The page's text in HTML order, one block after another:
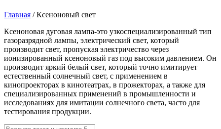
Главная / Ксеноновый свет
Ксеноновая дуговая лампа-это узкоспециализированный тип
газоразрядной лампы, электрический свет, который
производит свет, пропуская электричество через
ионизированный ксеноновый газ под высоким давлением. Он
производит яркий белый свет, который точно имитирует
естественный солнечный свет, с применением в
кинопроекторах в кинотеатрах, в прожекторах, а также для
специализированных применений в промышленности и
исследованиях для имитации солнечного света, часто для
тестирования продукции.